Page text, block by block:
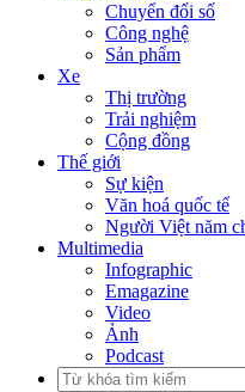
Chuyển đổi số
Công nghệ
Sản phẩm
Xe
Thị trường
Trải nghiệm
Cộng đồng
Thế giới
Sự kiện
Văn hoá quốc tế
Người Việt năm
Multimedia
Infographic
Emagazine
Video
Ảnh
Podcast